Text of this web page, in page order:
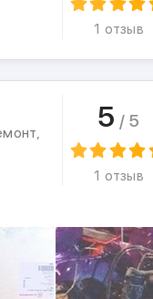
1 отзыв
5 / 5
1 отзыв